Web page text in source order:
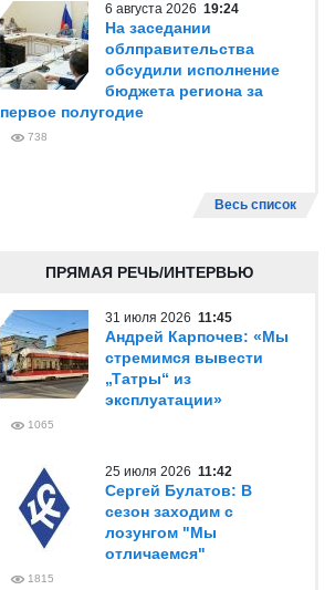
6 августа 2026 19:24
На заседании
облправительства
обсудили исполнение
бюджета региона за
первое полугодие
738
Весь список
ПРЯМАЯ РЕЧЬ/ИНТЕРВЬЮ
31 июля 2026 11:45
Андрей Карпочев: «Мы
стремимся вывести
„Татры“ из
эксплуатации»
1065
25 июля 2026 11:42
Сергей Булатов: В
сезон заходим с
лозунгом "Мы
отличаемся"
1815